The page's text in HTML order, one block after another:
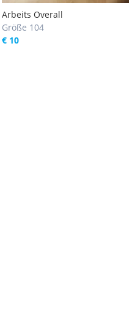
Arbeits Overall
Größe 104
€ 10